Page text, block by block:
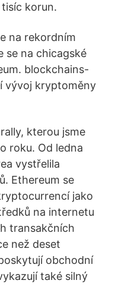
korun.
na rekordním
se na chicagské
blockchains-
vývoj kryptoměny
kterou jsme
roku. Od ledna
vystřelila
Ethereum se
jako
na internetu
transakčních
než deset
obchodní
také silný